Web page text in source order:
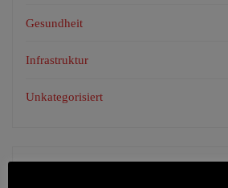
Gesundheit
Infrastruktur
Unkategorisiert